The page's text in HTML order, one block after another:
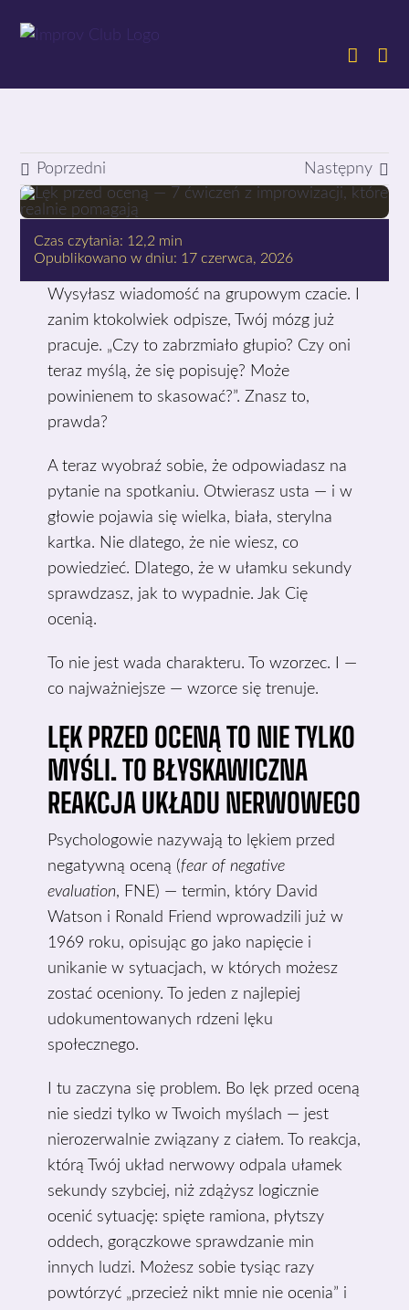
Poprzedni Następny
Czas czytania: 12,2 min
Opublikowano w dniu: 17 czerwca, 2026
Wysyłasz wiadomość na grupowym czacie. I
zanim ktokolwiek odpisze, Twój mózg już
pracuje. „Czy to zabrzmiało głupio? Czy oni
teraz myślą, że się popisuję? Może
powinienem to skasować?”. Znasz to,
prawda?
A teraz wyobraź sobie, że odpowiadasz na
pytanie na spotkaniu. Otwierasz usta — i w
głowie pojawia się wielka, biała, sterylna
kartka. Nie dlatego, że nie wiesz, co
powiedzieć. Dlatego, że w ułamku sekundy
sprawdzasz, jak to wypadnie. Jak Cię
ocenią.
To nie jest wada charakteru. To wzorzec. I —
co najważniejsze — wzorce się trenuje.
LĘK PRZED OCENĄ TO NIE TYLKO
MYŚLI. TO BŁYSKAWICZNA
REAKCJA UKŁADU NERWOWEGO
Psychologowie nazywają to lękiem przed
negatywną oceną (fear of negative
evaluation, FNE) — termin, który David
Watson i Ronald Friend wprowadzili już w
1969 roku, opisując go jako napięcie i
unikanie w sytuacjach, w których możesz
zostać oceniony. To jeden z najlepiej
udokumentowanych rdzeni lęku
społecznego.
I tu zaczyna się problem. Bo lęk przed oceną
nie siedzi tylko w Twoich myślach — jest
nierozerwalnie związany z ciałem. To reakcja,
którą Twój układ nerwowy odpala ułamek
sekundy szybciej, niż zdążysz logicznie
ocenić sytuację: spięte ramiona, płytszy
oddech, gorączkowe sprawdzanie min
innych ludzi. Możesz sobie tysiąc razy
powtórzyć „przecież nikt mnie nie ocenia” i